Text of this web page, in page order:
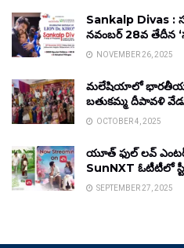
Sankalp Divas :
నవంబర్ 28వ తేదీన
NOVEMBER 26, 2025
మలేషియాలో భారతీయుల
బతుకమ్మ దీపావళి
OCTOBER 4, 2025
యూత్ ఫుల్ లవ్
SunNXT ఓటీటీలో
SEPTEMBER 27, 2025